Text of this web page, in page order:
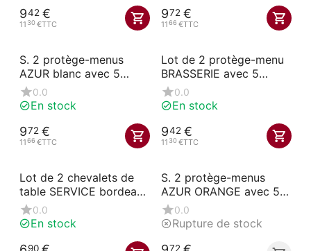
942 €
11 30€TTC
972 €
1166 €TTC
S. 2 protège-menus
AZUR blanc avec 5
intercalaires
0.0
En stock
972 €
1166 €TTC
Lot de 2 protège-menu
BRASSERIE avec 5
intercalaires
0.0
En stock
942 €
11 30€TTC
Lot de 2 chevalets de
table SERVICE bordeaux
(dibond)
0.0
En stock
90
S. 2 protège-menus
AZUR ORANGE avec 5
intercalaires
0.0
Rupture de stock
72